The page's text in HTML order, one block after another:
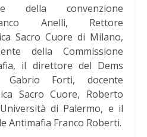
della convenzione
Anelli, Rettore
Sacro Cuore di Milano,
della Commissione
il direttore del Dems
Gabrio Forti, docente
Sacro Cuore, Roberto
di Palermo, e il
Antimafia Franco Roberti.